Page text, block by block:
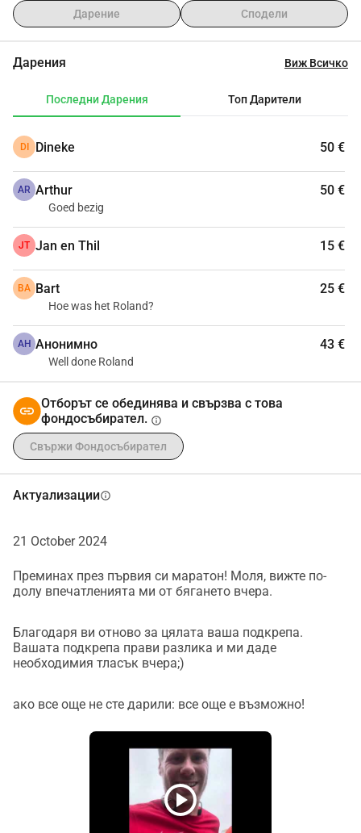
в радиус от 40 км, децата получават 2 хранения в
училище и имат възможност да участват в малки
Това училище се финансира само частично от
продължи училището.
www.grapehubfoundation.eu
Дарете тук или директно на фондацията NL 48 RABO
0374 5693 47 (статус ANBI)
Дарение Сподели
Дарения Виж Всичко
Последни Дарения Топ Дарители
DI Dineke 50 €
AR Arthur 50 €
Goed bezig
JT Jan en Thil 15 €
BA Bart 25 €
Hoe was het Roland?
АН Анонимно 43 €
Well done Roland
Отборът се обединява и свързва с това
фондосъбирател. info
Свържи Фондосъбирател
Актуализацииinfo
21 October 2024
Преминах през първия си маратон! Моля, вижте по-
долу впечатленията ми от бягането вчера.
Благодаря ви отново за цялата ваша подкрепа.
Вашата подкрепа прави разлика и ми даде
необходимия тласък вчера;)
ако все още не сте дарили: все още е възможно!
play_circle